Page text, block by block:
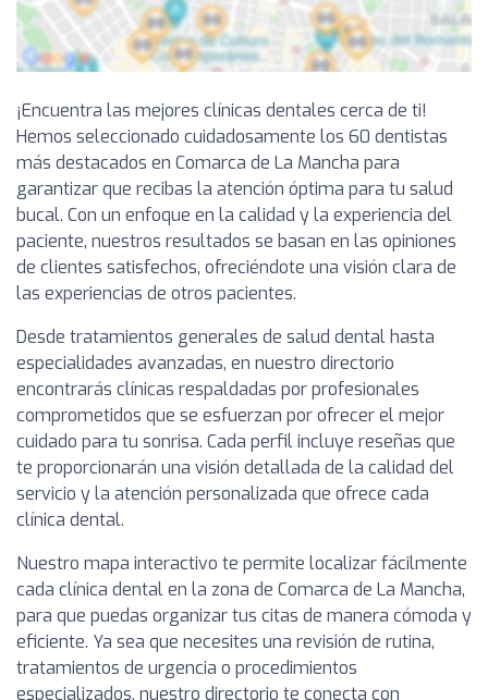
¡Encuentra las mejores clínicas dentales cerca de ti!
Hemos seleccionado cuidadosamente los 60 dentistas
más destacados en Comarca de La Mancha para
garantizar que recibas la atención óptima para tu salud
bucal. Con un enfoque en la calidad y la experiencia del
paciente, nuestros resultados se basan en las opiniones
de clientes satisfechos, ofreciéndote una visión clara de
las experiencias de otros pacientes.
Desde tratamientos generales de salud dental hasta
especialidades avanzadas, en nuestro directorio
encontrarás clínicas respaldadas por profesionales
comprometidos que se esfuerzan por ofrecer el mejor
cuidado para tu sonrisa. Cada perfil incluye reseñas que
te proporcionarán una visión detallada de la calidad del
servicio y la atención personalizada que ofrece cada
clínica dental.
Nuestro mapa interactivo te permite localizar fácilmente
cada clínica dental en la zona de Comarca de La Mancha,
para que puedas organizar tus citas de manera cómoda y
eficiente. Ya sea que necesites una revisión de rutina,
tratamientos de urgencia o procedimientos
especializados, nuestro directorio te conecta con